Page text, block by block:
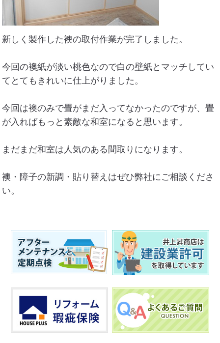
新しく製作した襖の取付作業が完了しました。
今回の襖紙が淡い桃色なので白の壁紙とマッチしてい
てとてもきれいに仕上がりました。
今回は襖のみで畳がまだ入ってなかったのですが、畳
が入ればもっと素敵な和室になると思います。
まだまだ和室は人気のある間取りになります。
襖・障子の新調・貼り替えはぜひ弊社にご相談くださ
い。